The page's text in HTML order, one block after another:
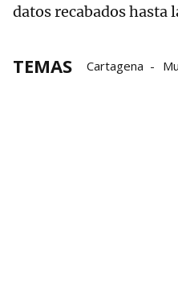
datos recabados hasta
TEMAS Cartagena